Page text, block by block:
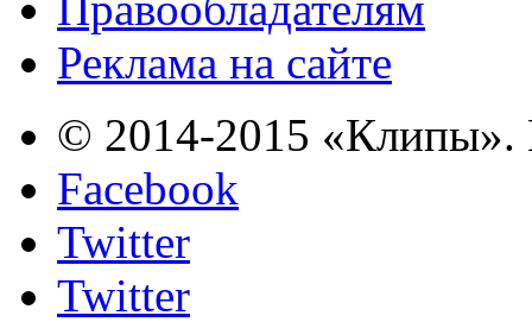
Реклама на сайте
© 2014-2015 «Клипы».
Facebook
Twitter
Twitter